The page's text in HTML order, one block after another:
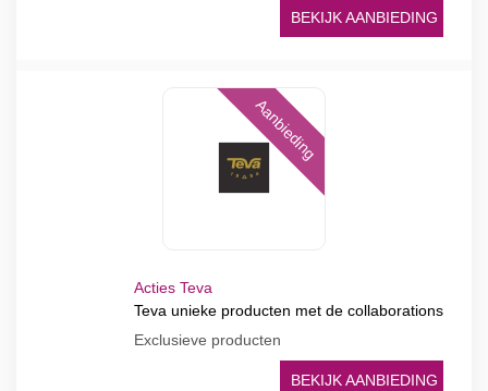
BEKIJK AANBIEDING
Aanbieding
Acties Teva
Teva unieke producten met de collaborations
Exclusieve producten
BEKIJK AANBIEDING